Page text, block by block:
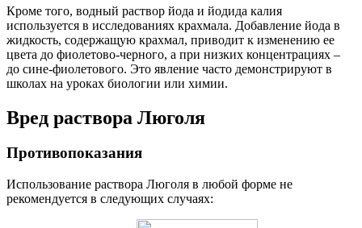
Кроме того, водный раствор йода и йодида калия
используется в исследованиях крахмала. Добавление йода в
жидкость, содержащую крахмал, приводит к изменению ее
цвета до фиолетово-черного, а при низких концентрациях –
до сине-фиолетового. Это явление часто демонстрируют в
школах на уроках биологии или химии.
Вред раствора Люголя
Противопоказания
Использование раствора Люголя в любой форме не
рекомендуется в следующих случаях: